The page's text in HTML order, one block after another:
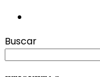
Buscar